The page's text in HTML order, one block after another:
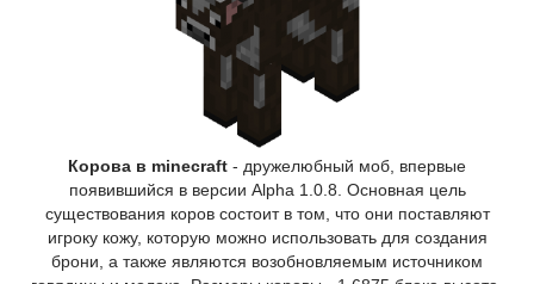
Корова в minecraft - дружелюбный моб, впервые
появившийся в версии Alpha 1.0.8. Основная цель
существования коров состоит в том, что они поставляют
игроку кожу, которую можно использовать для создания
брони, а также являются возобновляемым источником